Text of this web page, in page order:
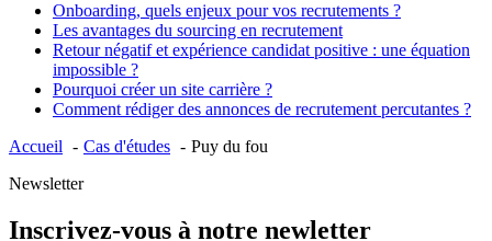
Onboarding, quels enjeux pour vos recrutements ?
Les avantages du sourcing en recrutement
Retour négatif et expérience candidat positive : une équation
impossible ?
Pourquoi créer un site carrière ?
Comment rédiger des annonces de recrutement percutantes ?
Accueil
Cas d'études
Puy du fou
Newsletter
Inscrivez-vous à notre newletter